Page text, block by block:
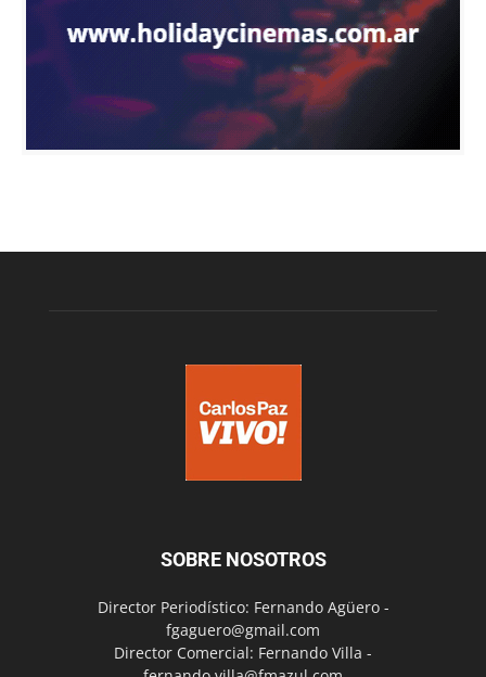
SOBRE NOSOTROS
Director Periodístico: Fernando Agüero -
fgaguero@gmail.com
Director Comercial: Fernando Villa -